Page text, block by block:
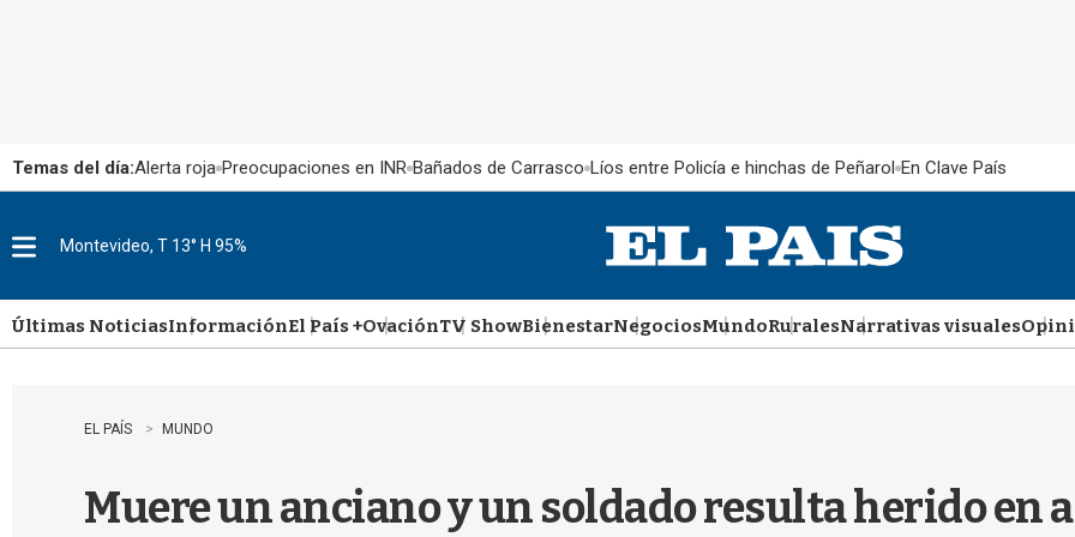
Temas del día:Alerta roja Preocupaciones en INR Bañados de Carrasco Líos entre Policía e hinchas de Peñarol En Clave País
u
Montevideo, T 13° H 95%
Últimas NoticiasInformaciónEl País +OvaciónTV ShowBienestarNegociosMundoRuralesNarrativas visuales
EL PAÍS MUNDO
Muere un anciano y un soldado resulta herido en